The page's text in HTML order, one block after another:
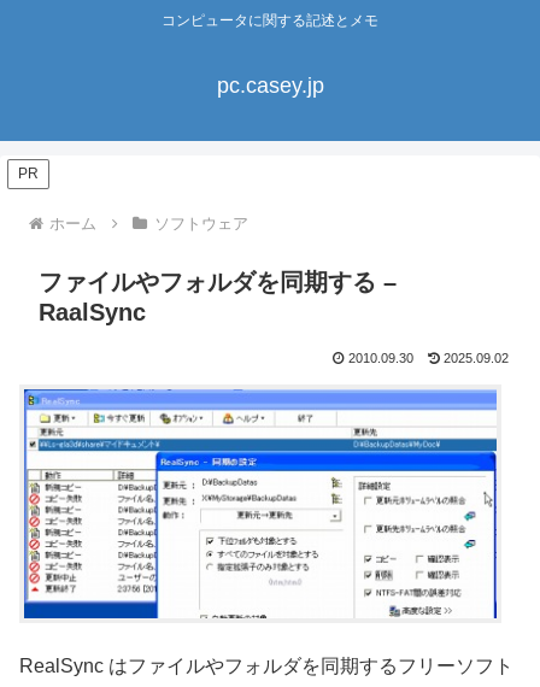
コンピュータに関する記述とメモ
pc.casey.jp
PR
ホーム ソフトウェア
ファイルやフォルダを同期する –
RaalSync
2010.09.30 2025.09.02
RealSync はファイルやフォルダを同期するフリーソフト